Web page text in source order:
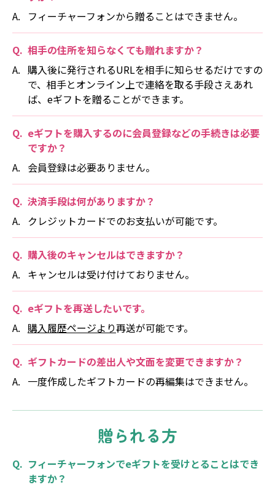
フィーチャーフォンから贈ることはできません。
相手の住所を知らなくても贈れますか？
購入後に発行されるURLを相手に知らせるだけですの
で、相手とオンライン上で連絡を取る手段さえあれ
ば、eギフトを贈ることができます。
eギフトを購入するのに会員登録などの手続きは必要
ですか？
会員登録は必要ありません。
決済手段は何がありますか？
クレジットカードでのお支払いが可能です。
購入後のキャンセルはできますか？
キャンセルは受け付けておりません。
eギフトを再送したいです。
購入履歴ページより再送が可能です。
ギフトカードの差出人や文面を変更できますか？
一度作成したギフトカードの再編集はできません。
贈られる方
フィーチャーフォンでeギフトを受けとることはでき
ますか？